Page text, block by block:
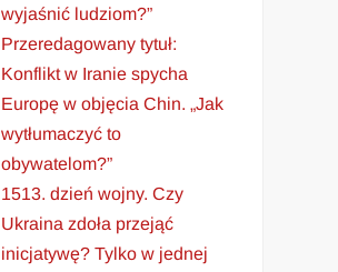
wyjaśnić ludziom?”
Przeredagowany tytuł:
Konflikt w Iranie spycha
Europę w objęcia Chin. „Jak
wytłumaczyć to
obywatelom?”
1513. dzień wojny. Czy
Ukraina zdoła przejąć
inicjatywę? Tylko w jednej